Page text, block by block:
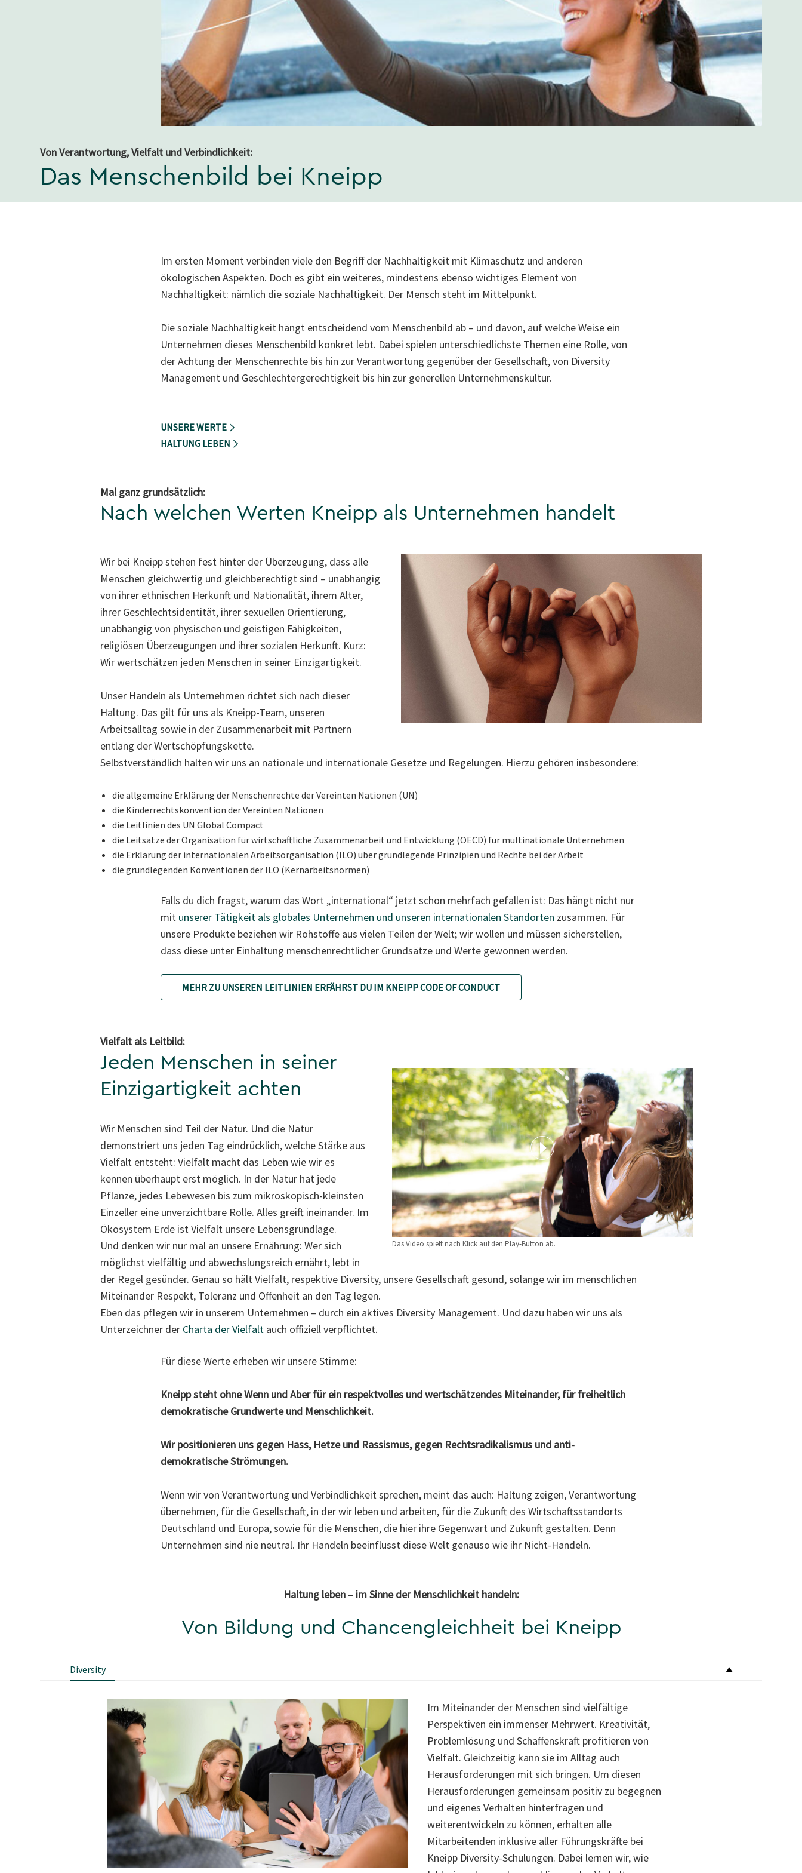
Von Verantwortung, Vielfalt und Verbindlichkeit:
Das Menschenbild bei Kneipp
Im ersten Moment verbinden viele den Begriff der Nachhaltigkeit mit Klimaschutz und anderen
ökologischen Aspekten. Doch es gibt ein weiteres, mindestens ebenso wichtiges Element von
Nachhaltigkeit: nämlich die soziale Nachhaltigkeit. Der Mensch steht im Mittelpunkt.
Die soziale Nachhaltigkeit hängt entscheidend vom Menschenbild ab – und davon, auf welche Weise ein
Unternehmen dieses Menschenbild konkret lebt. Dabei spielen unterschiedlichste Themen eine Rolle, von
der Achtung der Menschenrechte bis hin zur Verantwortung gegenüber der Gesellschaft, von Diversity
Management und Geschlechtergerechtigkeit bis hin zur generellen Unternehmenskultur.
UNSERE WERTE
HALTUNG LEBEN
Mal ganz grundsätzlich:
Nach welchen Werten Kneipp als Unternehmen handelt
Wir bei Kneipp stehen fest hinter der Überzeugung, dass alle
Menschen gleichwertig und gleichberechtigt sind – unabhängig
von ihrer ethnischen Herkunft und Nationalität, ihrem Alter,
ihrer Geschlechtsidentität, ihrer sexuellen Orientierung,
unabhängig von physischen und geistigen Fähigkeiten,
religiösen Überzeugungen und ihrer sozialen Herkunft. Kurz:
Wir wertschätzen jeden Menschen in seiner Einzigartigkeit.
Unser Handeln als Unternehmen richtet sich nach dieser
Haltung. Das gilt für uns als Kneipp-Team, unseren
Arbeitsalltag sowie in der Zusammenarbeit mit Partnern
entlang der Wertschöpfungskette.
Selbstverständlich halten wir uns an nationale und internationale Gesetze und Regelungen. Hierzu gehören insbesondere:
die allgemeine Erklärung der Menschenrechte der Vereinten Nationen (UN)
die Kinderrechtskonvention der Vereinten Nationen
die Leitlinien des UN Global Compact
die Leitsätze der Organisation für wirtschaftliche Zusammenarbeit und Entwicklung (OECD) für multinationale Unternehmen
die Erklärung der internationalen Arbeitsorganisation (ILO) über grundlegende Prinzipien und Rechte bei der Arbeit
die grundlegenden Konventionen der ILO (Kernarbeitsnormen)
Falls du dich fragst, warum das Wort „international“ jetzt schon mehrfach gefallen ist: Das hängt nicht nur
mit unserer Tätigkeit als globales Unternehmen und unseren internationalen Standorten zusammen. Für
unsere Produkte beziehen wir Rohstoffe aus vielen Teilen der Welt; wir wollen und müssen sicherstellen,
dass diese unter Einhaltung menschenrechtlicher Grundsätze und Werte gewonnen werden.
MEHR ZU UNSEREN LEITLINIEN ERFÄHRST DU IM KNEIPP CODE OF CONDUCT
Vielfalt als Leitbild:
Das Video spielt nach Klick auf den Play-Button ab.
Jeden Menschen in seiner
Einzigartigkeit achten
Wir Menschen sind Teil der Natur. Und die Natur
demonstriert uns jeden Tag eindrücklich, welche Stärke aus
Vielfalt entsteht: Vielfalt macht das Leben wie wir es
kennen überhaupt erst möglich. In der Natur hat jede
Pflanze, jedes Lebewesen bis zum mikroskopisch-kleinsten
Einzeller eine unverzichtbare Rolle. Alles greift ineinander. Im
Ökosystem Erde ist Vielfalt unsere Lebensgrundlage.
Und denken wir nur mal an unsere Ernährung: Wer sich
möglichst vielfältig und abwechslungsreich ernährt, lebt in
der Regel gesünder. Genau so hält Vielfalt, respektive Diversity, unsere Gesellschaft gesund, solange wir im menschlichen
Miteinander Respekt, Toleranz und Offenheit an den Tag legen.
Eben das pflegen wir in unserem Unternehmen – durch ein aktives Diversity Management. Und dazu haben wir uns als
Unterzeichner der Charta der Vielfaltauch offiziell verpflichtet.
Für diese Werte erheben wir unsere Stimme:
Kneipp steht ohne Wenn und Aber für ein respektvolles und wertschätzendes Miteinander, für freiheitlich
demokratische Grundwerte und Menschlichkeit.
Wir positionieren uns gegen Hass, Hetze und Rassismus, gegen Rechtsradikalismus und anti-
demokratische Strömungen.
Wenn wir von Verantwortung und Verbindlichkeit sprechen, meint das auch: Haltung zeigen, Verantwortung
übernehmen, für die Gesellschaft, in der wir leben und arbeiten, für die Zukunft des Wirtschaftsstandorts
Deutschland und Europa, sowie für die Menschen, die hier ihre Gegenwart und Zukunft gestalten. Denn
Unternehmen sind nie neutral. Ihr Handeln beeinflusst diese Welt genauso wie ihr Nicht-Handeln.
Haltung leben – im Sinne der Menschlichkeit handeln:
Von Bildung und Chancengleichheit bei Kneipp
Diversity
Im Miteinander der Menschen sind vielfältige
Perspektiven ein immenser Mehrwert. Kreativität,
Problemlösung und Schaffenskraft profitieren von
Vielfalt. Gleichzeitig kann sie im Alltag auch
Herausforderungen mit sich bringen. Um diesen
Herausforderungen gemeinsam positiv zu begegnen
und eigenes Verhalten hinterfragen und
weiterentwickeln zu können, erhalten alle
Mitarbeitenden inklusive aller Führungskräfte bei
Kneipp Diversity-Schulungen. Dabei lernen wir, wie